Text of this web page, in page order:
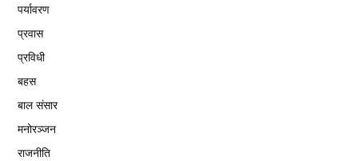
पर्यावरण
प्रवास
प्रविधी
बहस
बाल संसार
मनोरञ्जन
राजनीति